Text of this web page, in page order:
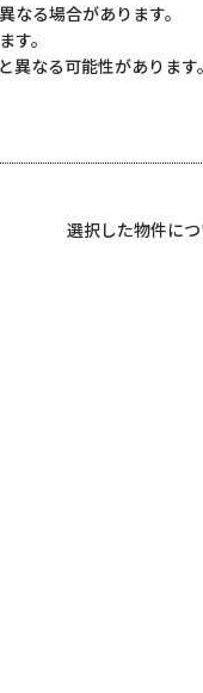
る場合があります。
。
なる可能性があります。
選択した物件に